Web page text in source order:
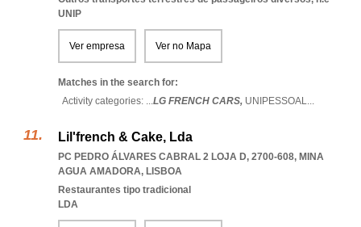
UNIP
Ver empresa Ver no Mapa
Matches in the search for:
Activity categories: ...LG FRENCH CARS, UNIPESSOAL...
Lil'french & Cake, Lda
PC PEDRO ÁLVARES CABRAL 2 LOJA D, 2700-608, MINA
AGUA AMADORA, LISBOA
Restaurantes tipo tradicional
LDA